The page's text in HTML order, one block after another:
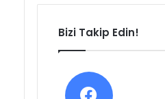
Bizi Takip Edin!